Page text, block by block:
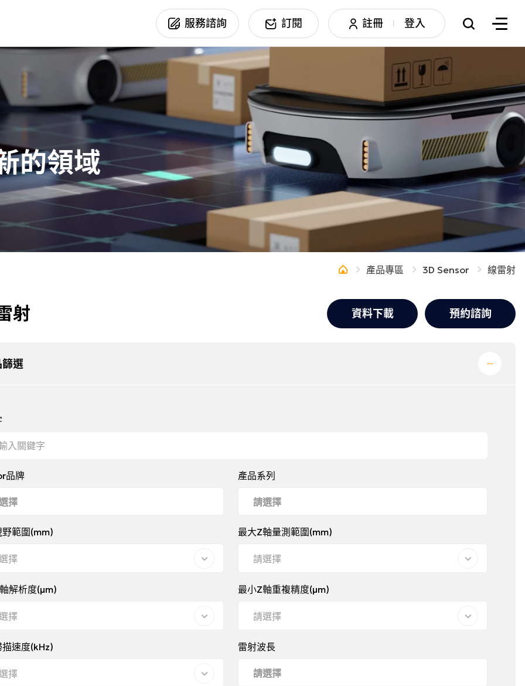
你正在尋找協助嗎？
搜尋
聞活動
品訊息
活動訊息
其他訊息
產品專區
AOI
3D Sensor
Optical Module
Smart Camera
行業應用
半導體
印刷電路板
電子製造業
平板顯示
汽機車製造及周邊
精密加工業
能源產業
食品製造與加工
生醫製藥
援
範教學
服務諮詢 訂閱 註冊 登入
的領域
產品專區 3D Sensor 線雷射
射 資料下載 預約諮詢
篩選
品牌 產品系列
野範圍(mm)
擇
最大Z軸量測範圍(mm)
請選擇
解析度(μm)
擇
最小Z軸重複精度(μm)
請選擇
描速度(kHz)
擇
雷射波長